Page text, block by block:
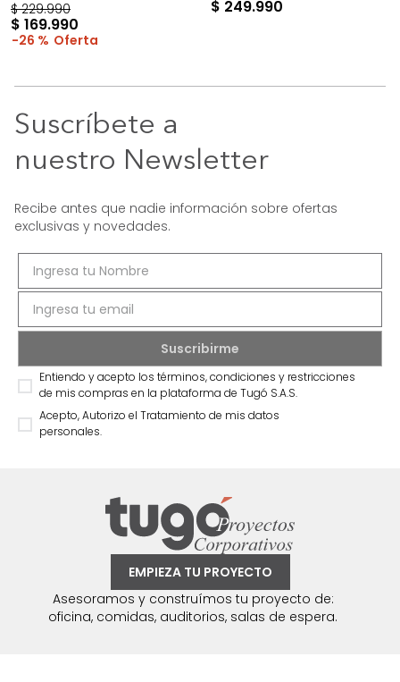
$ 229.990
$ 169.990
26 %
$ 249.990
Suscríbete a
nuestro Newsletter
Recibe antes que nadie información sobre ofertas
exclusivas y novedades.
Entiendo y acepto los términos, condiciones y restricciones
de mis compras en la plataforma de Tugó S.A.S.
Acepto, Autorizo el Tratamiento de mis datos
personales.
EMPIEZA TU PROYECTO
Asesoramos y construímos tu proyecto de:
oficina, comidas, auditorios, salas de espera.